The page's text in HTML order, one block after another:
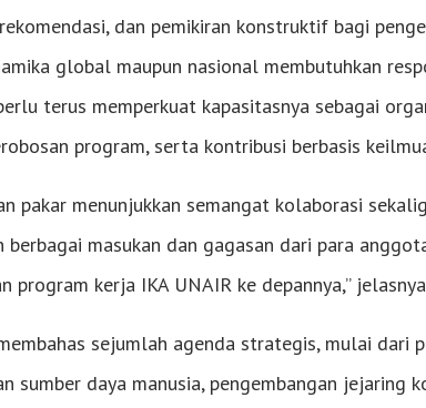
dan pemikiran konstruktif bagi
global maupun nasional membutuhkan
terus memperkuat kapasitasnya sebagai
program, serta kontribusi berbasis
pakar menunjukkan semangat kolaborasi
berbagai masukan dan gagasan dari para
program kerja IKA UNAIR ke depannya,”
sejumlah agenda strategis, mulai dari
sumber daya manusia, pengembangan jejaring